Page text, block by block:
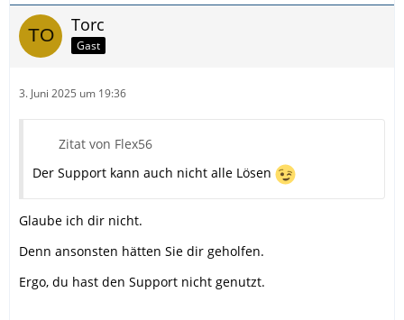
Torc
Gast
3. Juni 2025 um 19:36
Zitat von Flex56
Der Support kann auch nicht alle Lösen
Glaube ich dir nicht.
Denn ansonsten hätten Sie dir geholfen.
Ergo, du hast den Support nicht genutzt.